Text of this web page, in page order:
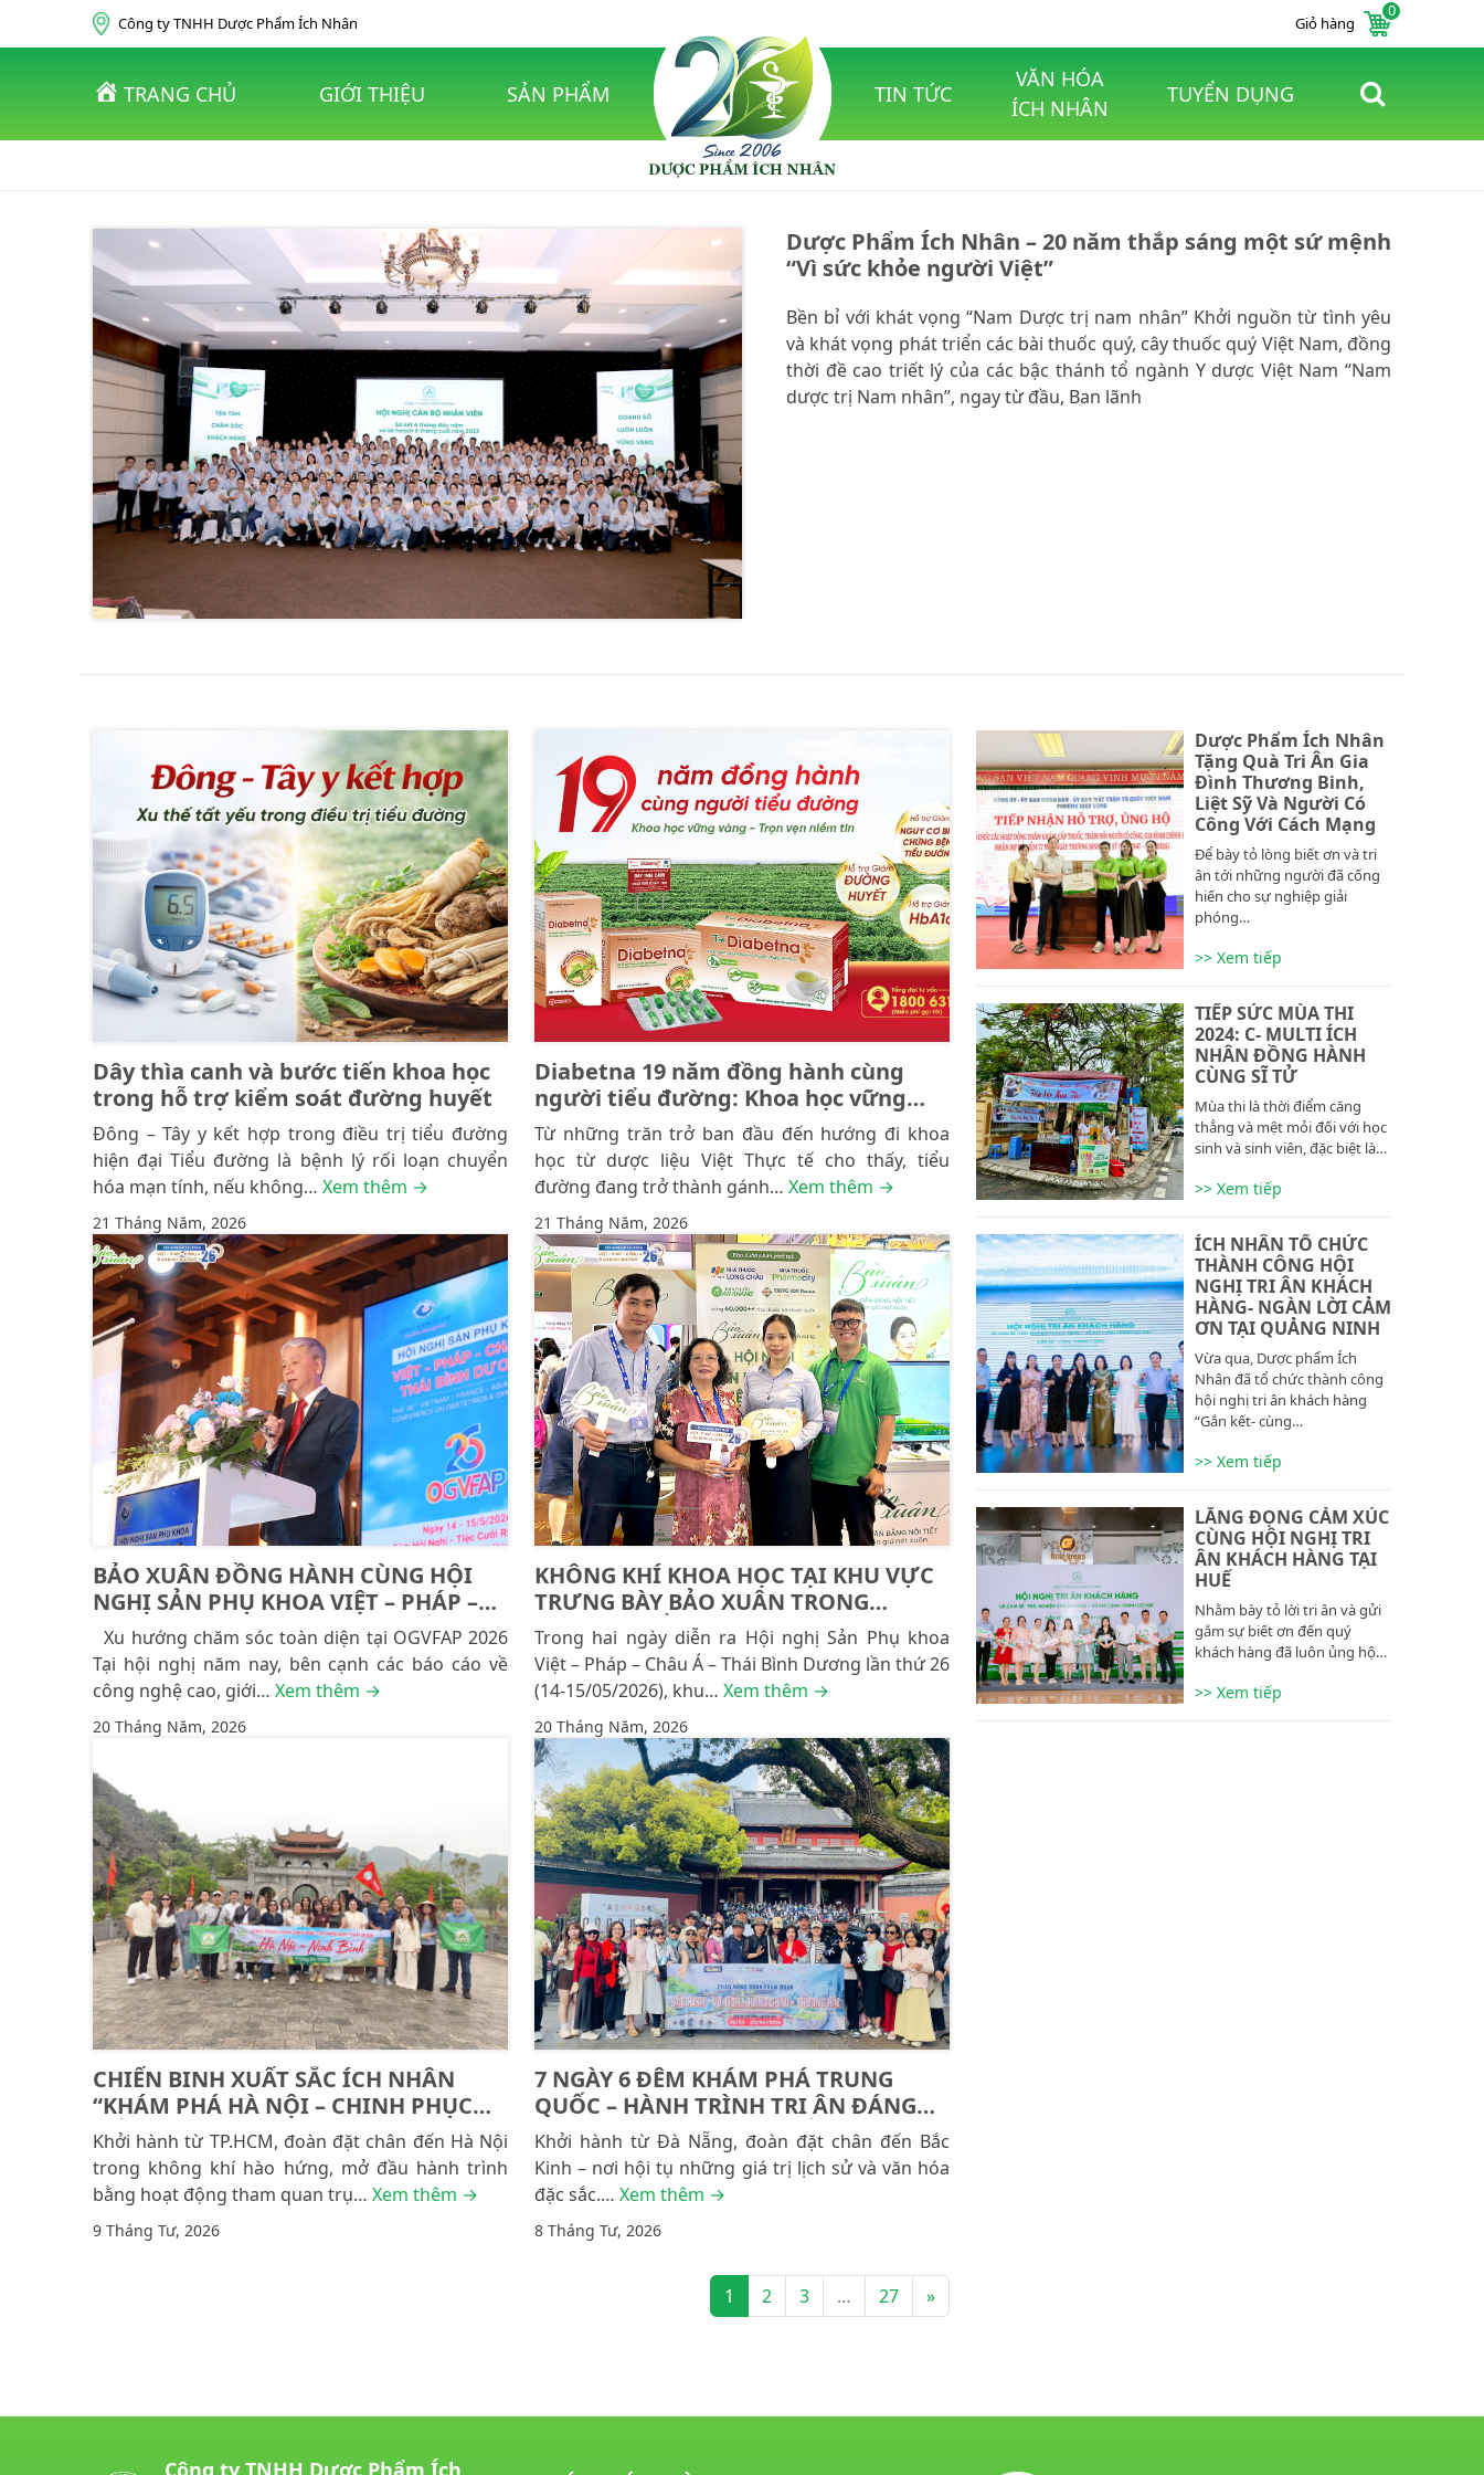
Skip to content Công ty TNHH Dược Phẩm Ích Nhân Giỏ hàng
0
TRANG CHỦ GIỚI THIỆU SẢN PHẨM TIN TỨC
VĂN HÓA
ÍCH NHÂN
TUYỂN DỤNG
Dược Phẩm Ích Nhân – 20 năm thắp sáng một sứ mệnh
“Vì sức khỏe người Việt”
Bền bỉ với khát vọng “Nam Dược trị nam nhân” Khởi nguồn từ tình yêu
và khát vọng phát triển các bài thuốc quý, cây thuốc quý Việt Nam, đồng
thời đề cao triết lý của các bậc thánh tổ ngành Y dược Việt Nam “Nam
dược trị Nam nhân”, ngay từ đầu, Ban lãnh
Dược Phẩm Ích Nhân
Tặng Quà Tri Ân Gia
Đình Thương Binh,
Liệt Sỹ Và Người Có
Công Với Cách Mạng
Để bày tỏ lòng biết ơn và tri
ân tới những người đã cống
hiến cho sự nghiệp giải
phóng…
>> Xem tiếp
TIẾP SỨC MÙA THI
2024: C- MULTI ÍCH
NHÂN ĐỒNG HÀNH
CÙNG SĨ TỬ
Mùa thi là thời điểm căng
thẳng và mệt mỏi đối với học
sinh và sinh viên, đặc biệt là…
>> Xem tiếp
ÍCH NHÂN TỔ CHỨC
THÀNH CÔNG HỘI
NGHỊ TRI ÂN KHÁCH
HÀNG- NGÀN LỜI CẢM
ƠN TẠI QUẢNG NINH
Vừa qua, Dược phẩm Ích
Nhân đã tổ chức thành công
hội nghị tri ân khách hàng
“Gắn kết- cùng…
>> Xem tiếp
LẮNG ĐỌNG CẢM XÚC
CÙNG HỘI NGHỊ TRI
ÂN KHÁCH HÀNG TẠI
HUẾ
Nhằm bày tỏ lời tri ân và gửi
gắm sự biết ơn đến quý
khách hàng đã luôn ủng hộ…
>> Xem tiếp
Dây thìa canh và bước tiến khoa học
trong hỗ trợ kiểm soát đường huyết
Đông – Tây y kết hợp trong điều trị tiểu đường
hiện đại Tiểu đường là bệnh lý rối loạn chuyển
hóa mạn tính, nếu không… Xem thêm →
21 Tháng Năm, 2026
Diabetna 19 năm đồng hành cùng
người tiểu đường: Khoa học vững
vàng – Trọn vẹn niềm tin
Từ những trăn trở ban đầu đến hướng đi khoa
học từ dược liệu Việt Thực tế cho thấy, tiểu
đường đang trở thành gánh… Xem thêm →
21 Tháng Năm, 2026
BẢO XUÂN ĐỒNG HÀNH CÙNG HỘI
NGHỊ SẢN PHỤ KHOA VIỆT – PHÁP –
CHÂU Á – THÁI BÌNH DƯƠNG LẦN
THỨ 26: 16 NĂM KHẲNG ĐỊNH VỊ THẾ
TỪ NỀN TẢNG KHOA HỌC
Xu hướng chăm sóc toàn diện tại OGVFAP 2026
Tại hội nghị năm nay, bên cạnh các báo cáo về
công nghệ cao, giới… Xem thêm →
20 Tháng Năm, 2026
KHÔNG KHÍ KHOA HỌC TẠI KHU VỰC
TRƯNG BÀY BẢO XUÂN TRONG
KHUÔN KHỔ OGVFAP 2026
Trong hai ngày diễn ra Hội nghị Sản Phụ khoa
Việt – Pháp – Châu Á – Thái Bình Dương lần thứ 26
(14-15/05/2026), khu… Xem thêm →
20 Tháng Năm, 2026
CHIẾN BINH XUẤT SẮC ÍCH NHÂN
“KHÁM PHÁ HÀ NỘI – CHINH PHỤC
CỐ ĐÔ”
Khởi hành từ TP.HCM, đoàn đặt chân đến Hà Nội
trong không khí hào hứng, mở đầu hành trình
bằng hoạt động tham quan trụ… Xem thêm →
9 Tháng Tư, 2026
7 NGÀY 6 ĐÊM KHÁM PHÁ TRUNG
QUỐC – HÀNH TRÌNH TRI ÂN ĐÁNG
NHỚ CÙNG ÍCH NHÂN MIỀN TRUNG
Khởi hành từ Đà Nẵng, đoàn đặt chân đến Bắc
Kinh – nơi hội tụ những giá trị lịch sử và văn hóa
đặc sắc.… Xem thêm →
8 Tháng Tư, 2026
1 2 3 … 27 »
Công ty TNHH Dược Phẩm Ích